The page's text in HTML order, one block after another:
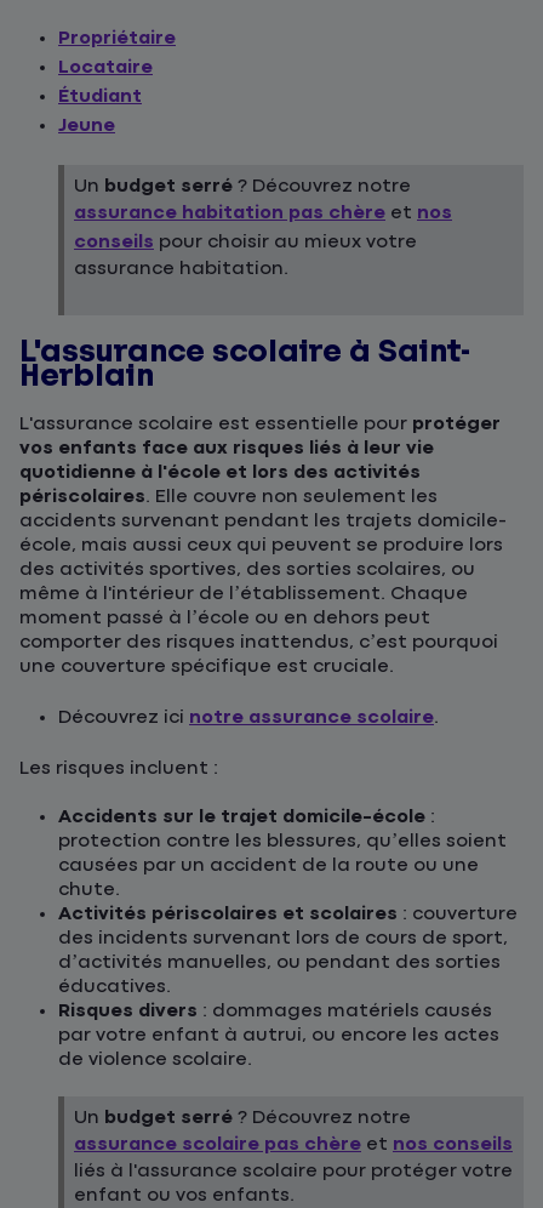
Propriétaire
Locataire
Étudiant
Jeune
Un budget serré ? Découvrez notre
assurance habitation pas chère et nos
conseils pour choisir au mieux votre
assurance habitation.
L'assurance scolaire à Saint-
Herblain
L'assurance scolaire est essentielle pour protéger
vos enfants face aux risques liés à leur vie
quotidienne à l'école et lors des activités
périscolaires. Elle couvre non seulement les
accidents survenant pendant les trajets domicile-
école, mais aussi ceux qui peuvent se produire lors
des activités sportives, des sorties scolaires, ou
même à l'intérieur de l’établissement. Chaque
moment passé à l’école ou en dehors peut
comporter des risques inattendus, c’est pourquoi
une couverture spécifique est cruciale.
Découvrez ici notre assurance scolaire.
Les risques incluent :
Accidents sur le trajet domicile-école :
protection contre les blessures, qu’elles soient
causées par un accident de la route ou une
chute.
Activités périscolaires et scolaires : couverture
des incidents survenant lors de cours de sport,
d’activités manuelles, ou pendant des sorties
éducatives.
Risques divers : dommages matériels causés
par votre enfant à autrui, ou encore les actes
de violence scolaire.
Un budget serré ? Découvrez notre
assurance scolaire pas chère et nos conseils
liés à l'assurance scolaire pour protéger votre
enfant ou vos enfants.